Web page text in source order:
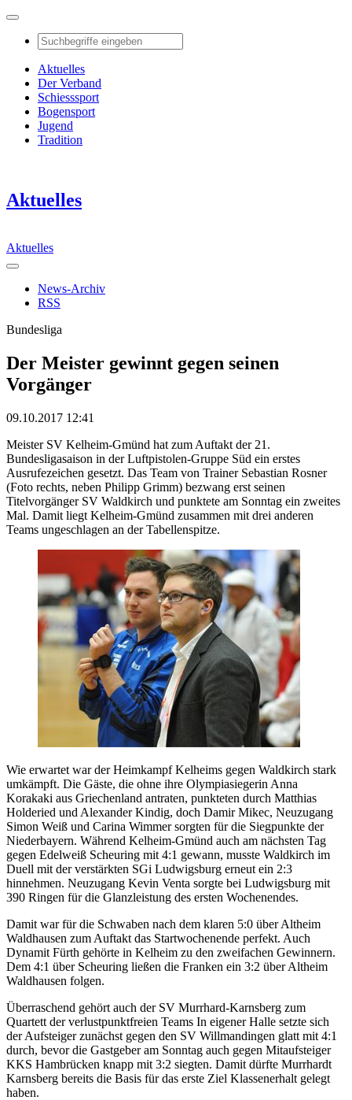
Aktuelles
Der Verband
Schiesssport
Bogensport
Jugend
Tradition
Aktuelles
Aktuelles
News-Archiv
RSS
Bundesliga
Der Meister gewinnt gegen seinen
Vorgänger
09.10.2017 12:41
Meister SV Kelheim-Gmünd hat zum Auftakt der 21.
Bundesligasaison in der Luftpistolen-Gruppe Süd ein erstes
Ausrufezeichen gesetzt. Das Team von Trainer Sebastian Rosner
(Foto rechts, neben Philipp Grimm) bezwang erst seinen
Titelvorgänger SV Waldkirch und punktete am Sonntag ein zweites
Mal. Damit liegt Kelheim-Gmünd zusammen mit drei anderen
Teams ungeschlagen an der Tabellenspitze.
Wie erwartet war der Heimkampf Kelheims gegen Waldkirch stark
umkämpft. Die Gäste, die ohne ihre Olympiasiegerin Anna
Korakaki aus Griechenland antraten, punkteten durch Matthias
Holderied und Alexander Kindig, doch Damir Mikec, Neuzugang
Simon Weiß und Carina Wimmer sorgten für die Siegpunkte der
Niederbayern. Während Kelheim-Gmünd auch am nächsten Tag
gegen Edelweiß Scheuring mit 4:1 gewann, musste Waldkirch im
Duell mit der verstärkten SGi Ludwigsburg erneut ein 2:3
hinnehmen. Neuzugang Kevin Venta sorgte bei Ludwigsburg mit
390 Ringen für die Glanzleistung des ersten Wochenendes.
Damit war für die Schwaben nach dem klaren 5:0 über Altheim
Waldhausen zum Auftakt das Startwochenende perfekt. Auch
Dynamit Fürth gehörte in Kelheim zu den zweifachen Gewinnern.
Dem 4:1 über Scheuring ließen die Franken ein 3:2 über Altheim
Waldhausen folgen.
Überraschend gehört auch der SV Murrhard-Karnsberg zum
Quartett der verlustpunktfreien Teams In eigener Halle setzte sich
der Aufsteiger zunächst gegen den SV Willmandingen glatt mit 4:1
durch, bevor die Gastgeber am Sonntag auch gegen Mitaufsteiger
KKS Hambrücken knapp mit 3:2 siegten. Damit dürfte Murrhardt
Karnsberg bereits die Basis für das erste Ziel Klassenerhalt gelegt
haben.